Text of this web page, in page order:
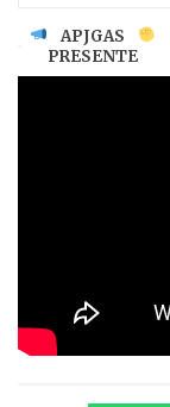
APJGAS
PRESENTE